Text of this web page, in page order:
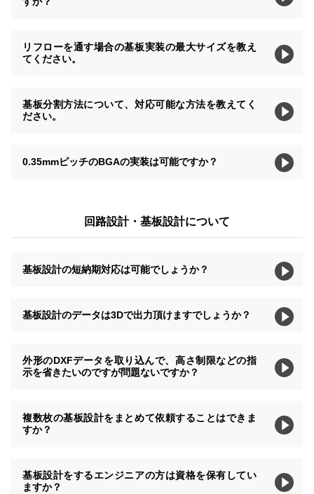
リフローを通す場合の基板実装の最大サイズを教え
てください。
基板分割方法について、対応可能な方法を教えてく
ださい。
0.35mmピッチのBGAの実装は可能ですか？
回路設計・基板設計について
基板設計の短納期対応は可能でしょうか？
基板設計のデータは3Dで出力頂けますでしょうか？
外形のDXFデータを取り込んで、高さ制限などの指
示を省きたいのですが問題ないですか？
複数枚の基板設計をまとめて依頼することはできま
すか？
基板設計をするエンジニアの方は資格を保有してい
ますか？